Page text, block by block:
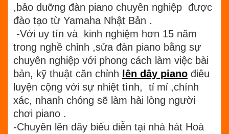
,bảo duỡng đàn piano chuyên nghiệp được
đào tạo từ Yamaha Nhật Bản .
-Với uy tín và kinh nghiệm hơn 15 năm
trong nghề chỉnh ,sửa đàn piano bằng sự
chuyên nghiệp với phong cách làm việc bài
bản, kỹ thuật căn chỉnh lên dây piano điêu
luyện cộng với sự nhiệt tình, tỉ mỉ ,chính
xác, nhanh chóng sẽ làm hài lòng người
chơi piano .
-Chuyên lên dây biểu diễn tại nhà hát Hoà